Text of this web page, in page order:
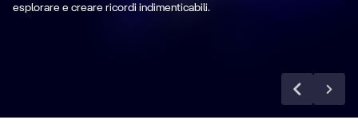
esplorare e creare ricordi indimenticabili.